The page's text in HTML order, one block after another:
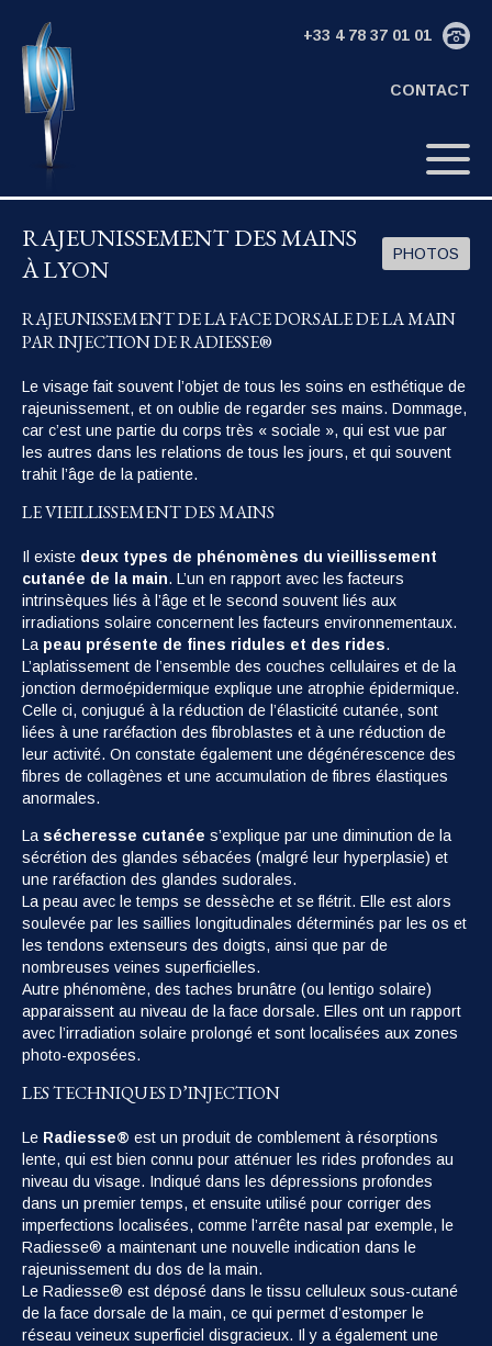
+33 4 78 37 01 01
CONTACT
RAJEUNISSEMENT DES MAINS
À LYON
PHOTOS
RAJEUNISSEMENT DE LA FACE DORSALE DE LA MAIN
PAR INJECTION DE RADIESSE®
Le visage fait souvent l’objet de tous les soins en esthétique de
rajeunissement, et on oublie de regarder ses mains. Dommage,
car c’est une partie du corps très « sociale », qui est vue par
les autres dans les relations de tous les jours, et qui souvent
trahit l’âge de la patiente.
LE VIEILLISSEMENT DES MAINS
Il existe deux types de phénomènes du vieillissement
cutanée de la main. L’un en rapport avec les facteurs
intrinsèques liés à l’âge et le second souvent liés aux
irradiations solaire concernent les facteurs environnementaux.
La peau présente de fines ridules et des rides.
L’aplatissement de l’ensemble des couches cellulaires et de la
jonction dermoépidermique explique une atrophie épidermique.
Celle ci, conjugué à la réduction de l’élasticité cutanée, sont
liées à une raréfaction des fibroblastes et à une réduction de
leur activité. On constate également une dégénérescence des
fibres de collagènes et une accumulation de fibres élastiques
anormales.
La sécheresse cutanée s’explique par une diminution de la
sécrétion des glandes sébacées (malgré leur hyperplasie) et
une raréfaction des glandes sudorales.
La peau avec le temps se dessèche et se flétrit. Elle est alors
soulevée par les saillies longitudinales déterminés par les os et
les tendons extenseurs des doigts, ainsi que par de
nombreuses veines superficielles.
Autre phénomène, des taches brunâtre (ou lentigo solaire)
apparaissent au niveau de la face dorsale. Elles ont un rapport
avec l’irradiation solaire prolongé et sont localisées aux zones
photo-exposées.
LES TECHNIQUES D’INJECTION
Le Radiesse® est un produit de comblement à résorptions
lente, qui est bien connu pour atténuer les rides profondes au
niveau du visage. Indiqué dans les dépressions profondes
dans un premier temps, et ensuite utilisé pour corriger des
imperfections localisées, comme l’arrête nasal par exemple, le
Radiesse® a maintenant une nouvelle indication dans le
rajeunissement du dos de la main.
Le Radiesse® est déposé dans le tissu celluleux sous-cutané
de la face dorsale de la main, ce qui permet d’estomper le
réseau veineux superficiel disgracieux. Il y a également une